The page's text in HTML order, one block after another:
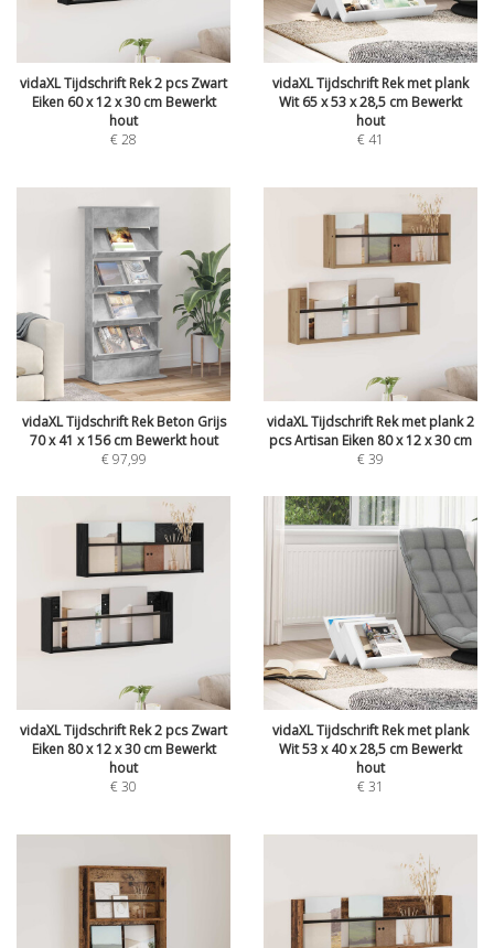
vidaXL Tijdschrift Rek 2 pcs Zwart
Eiken 60 x 12 x 30 cm Bewerkt
hout
€28
vidaXL Tijdschrift Rek met plank
Wit 65 x 53 x 28,5 cm Bewerkt
hout
€41
vidaXL Tijdschrift Rek Beton Grijs
70 x 41 x 156 cm Bewerkt hout
€97,99
vidaXL Tijdschrift Rek met plank 2
pcs Artisan Eiken 80 x 12 x 30 cm
€39
vidaXL Tijdschrift Rek 2 pcs Zwart
Eiken 80 x 12 x 30 cm Bewerkt
hout
€30
vidaXL Tijdschrift Rek met plank
Wit 53 x 40 x 28,5 cm Bewerkt
hout
€31